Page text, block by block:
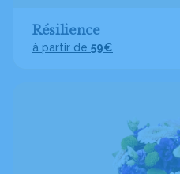
Résilience
à partir de 59€